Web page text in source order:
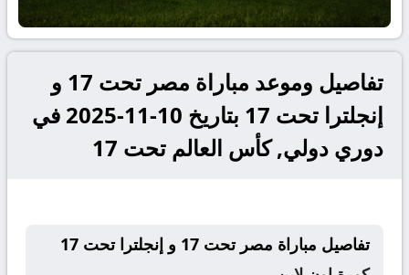
تفاصيل وموعد مباراة مصر تحت 17 و
إنجلترا تحت 17 بتاريخ 10-11-2025 في
دوري دولي, كأس العالم تحت 17
تفاصيل مباراة مصر تحت 17 و إنجلترا تحت 17